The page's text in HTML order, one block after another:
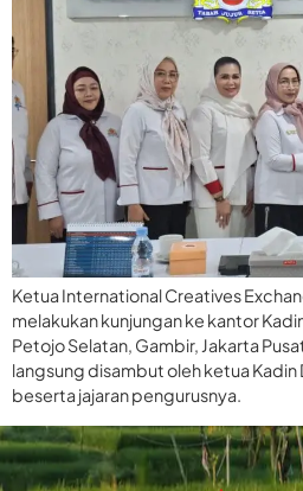
Ketua International Creatives
melakukan kunjungan ke kantor
Petojo Selatan, Gambir, Jakarta
langsung disambut oleh ketua Kadin
beserta jajaran pengurusnya.